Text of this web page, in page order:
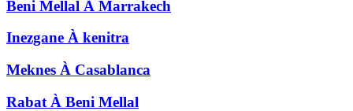
Beni Mellal À Marrakech
Inezgane À kenitra
Meknes À Casablanca
Rabat À Beni Mellal